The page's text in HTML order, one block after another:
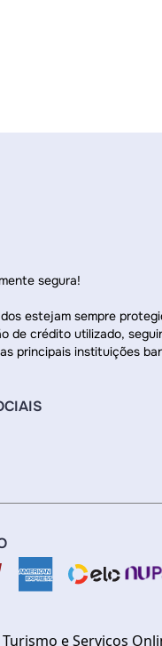
segura!
estejam sempre
de crédito utilizado,
principais instituições
e Serviços